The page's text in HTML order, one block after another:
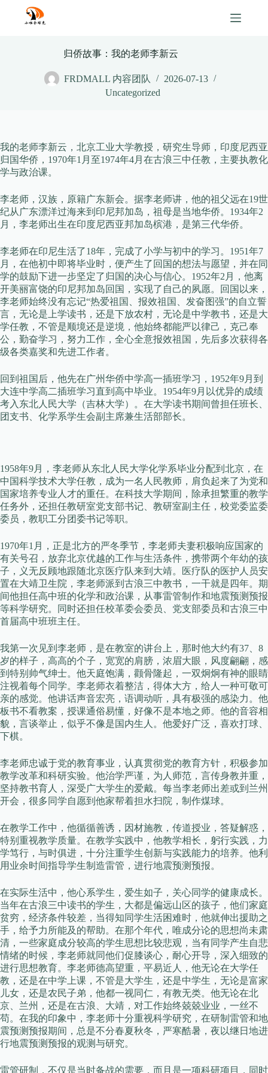
content
归侨故事：我的老师李新云
FRDMALL 内容团队
2026-07-13
Uncategorized
我的老师李新云，北京工业大学教授，研究生导师，印度尼西亚
归国华侨，1970年1月至1974年4月在古浪三中任教，主要执教化
学与政治课。
李老师，汉族，原籍广东新会。据李老师讲，他的祖父远在19世
纪从广东漂洋过海来到印尼邦加岛，祖母是当地华侨。1934年2
月，李老师出生在印度尼西亚邦加岛槟港，是第三代华侨。
李老师在印尼生活了18年，完成了小学与初中的学习。1951年7
月，在他初中即将毕业时，便产生了回国的想法与愿望，并在同
学的鼓励下进一步坚定了归国的决心与信心。1952年2月，他离
开美丽富饶的印尼邦加岛回国，实现了自己的夙愿。回国以来，
李老师始终没有忘记“热爱祖国、报效祖国、发奋图强”的自立誓
言，无论是上学读书，还是下放农村，无论是中学教书，还是大
学任教，不管是顺境还是逆境，他始终都能严以律己，克己奉
公，勤奋学习，努力工作，全心全意报效祖国，先后多次获得各
级各类嘉奖和先进工作者。
回到祖国后，他先在广州华侨中学高一插班学习，1952年9月到
大连中学高二插班学习直到高中毕业。1954年9月以优异的成绩
考入东北人民大学（吉林大学）。在大学读书期间曾担任班长、
团支书、化学系学生会副主席兼生活部部长。
1958年9月，李老师从东北人民大学化学系毕业分配到北京，在
中国科学技术大学任教，成为一名人民教师，肩负起来了为党和
国家培养专业人才的重任。在科技大学期间，除承担繁重的教学
任务外，还担任教研室党支部书记、教研室副主任，校党委监委
委员，教职工分团委书记等职。
1970年1月，正是北方的严冬季节，李老师夫妻积极响应国家的
有关号召，放弃北京优越的工作与生活条件，携带两个年幼的孩
子，义无反顾地跟随北京医疗队来到大靖。医疗队的医护人员安
置在大靖卫生院，李老师派到古浪三中教书，一干就是四年。期
间他担任高中班的化学和政治课，从事雷管制作和地震预测预报
等科学研究。同时还担任校革委会委员、党支部委员和古浪三中
首届高中班班主任。
我第一次见到李老师，是在教室的讲台上，那时他大约有37、8
岁的样子，高高的个子，宽宽的肩膀，浓眉大眼，风度翩翩，感
到特别帅气绅士。他天庭饱满，颧骨隆起，一双炯炯有神的眼睛
注视着每个同学。李老师衣着整洁，得体大方，给人一种可敬可
亲的感觉。他讲话声音宏亮，语调动听，具有极强的感染力。他
板书不看教案，授课通俗易懂，好像不是本地之师。他的音容相
貌，言谈举止，似乎不像是国内生人。他爱好广泛，喜欢打球、
下棋。
李老师忠诚于党的教育事业，认真贯彻党的教育方针，积极参加
教学改革和科研实验。他治学严谨，为人师范，言传身教并重，
坚持教书育人，深受广大学生的爱戴。每当李老师出差或到兰州
开会，很多同学自愿到他家帮着担水扫院，制作煤球。
在教学工作中，他循循善诱，因材施教，传道授业，答疑解惑，
特别重视教学质量。在教学实践中，他教学相长，躬行实践，力
学笃行，与时俱进，十分注重学生创新与实践能力的培养。他利
用业余时间指导学生制造雷管，进行地震预测预报。
在实际生活中，他心系学生，爱生如子，关心同学的健康成长。
当年在古浪三中读书的学生，大都是偏远山区的孩子，他们家庭
贫穷，经济条件较差，当得知同学生活困难时，他就伸出援助之
手，给予力所能及的帮助。在那个年代，唯成分论的思想尚未肃
清，一些家庭成分较高的学生思想比较悲观，当有同学产生自悲
情绪的时候，李老师就同他们促膝谈心，耐心开导，深入细致的
进行思想教育。李老师德高望重，平易近人，他无论在大学任
教，还是在中学上课，不管是大学生，还是中学生，无论是富家
儿女，还是农民子弟，他都一视同仁，有教无类。他无论在北
京、兰州，还是在古浪、大靖，对工作始终兢兢业业，一丝不
苟。在我的印象中，李老师十分重视科学研究，在研制雷管和地
震预测预报期间，总是不分春夏秋冬，严寒酷暑，夜以继日地进
行地震预测预报的观测与研究。
雷管研制，不仅是当时备战的需要，而且是一项科研项目，同时